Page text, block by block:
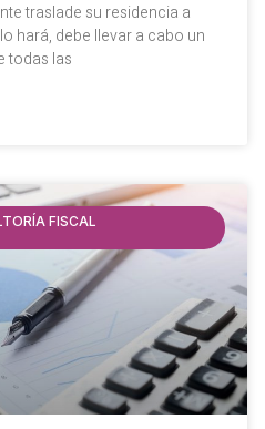
traslade su residencia a
hará, debe llevar a cabo un
todas las
FISCAL